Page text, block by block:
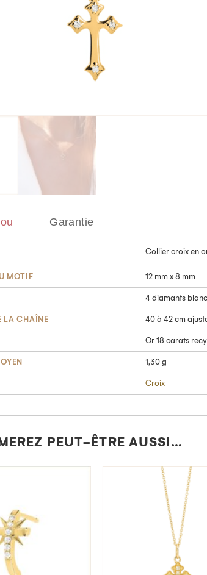
Garantie
Collier croix en
MOTIF 12 mm x 8 mm
4 diamants
LA CHAÎNE 40 à 42 cm
Or 18 carats
1,30 g
Croix
PEUT-ÊTRE AUSSI…